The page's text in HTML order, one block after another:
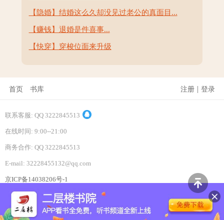
【隐婚】结婚这么久却没见过老公的真面目...
【赚钱】退婚是件喜事...
【快穿】穿梭位面来升级
首页 书库 注册 | 登录
联系客服: QQ 3222845513
在线时间: 9:00--21:00
商务合作: QQ 3222845513
E-mail: 32228455132@qq.com
京ICP备14038206号-1